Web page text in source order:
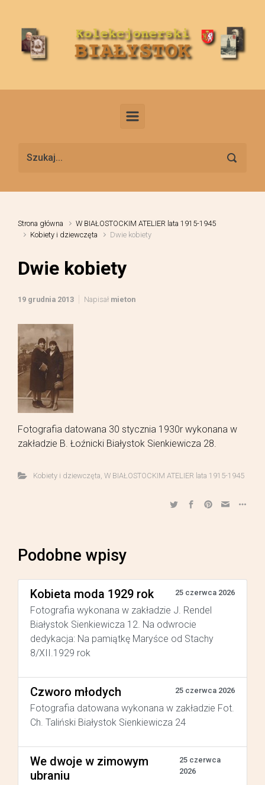
Strona główna
W BIAŁOSTOCKIM ATELIER lata 1915-1945
Kobiety i dziewczęta
Dwie kobiety
Dwie kobiety
19 grudnia 2013 Napisał mieton
Fotografia datowana 30 stycznia 1930r wykonana w
zakładzie B. Łoźnicki Białystok Sienkiewicza 28.
Kobiety i dziewczęta W BIAŁOSTOCKIM ATELIER lata 1915-1945
Podobne wpisy
Kobieta moda 1929 rok 25 czerwca 2026
Fotografia wykonana w zakładzie J. Rendel
Białystok Sienkiewicza 12. Na odwrocie
dedykacja: Na pamiątkę Maryśce od Stachy
8/XII.1929 rok
Czworo młodych 25 czerwca 2026
Fotografia datowana wykonana w zakładzie Fot.
Ch. Taliński Białystok Sienkiewicza 24
We dwoje w zimowym
ubraniu
25 czerwca
2026